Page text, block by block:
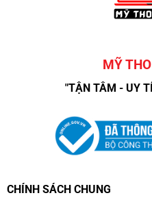
MỸ
"TẬN TÂM - UY
CHÍNH SÁCH CHUNG